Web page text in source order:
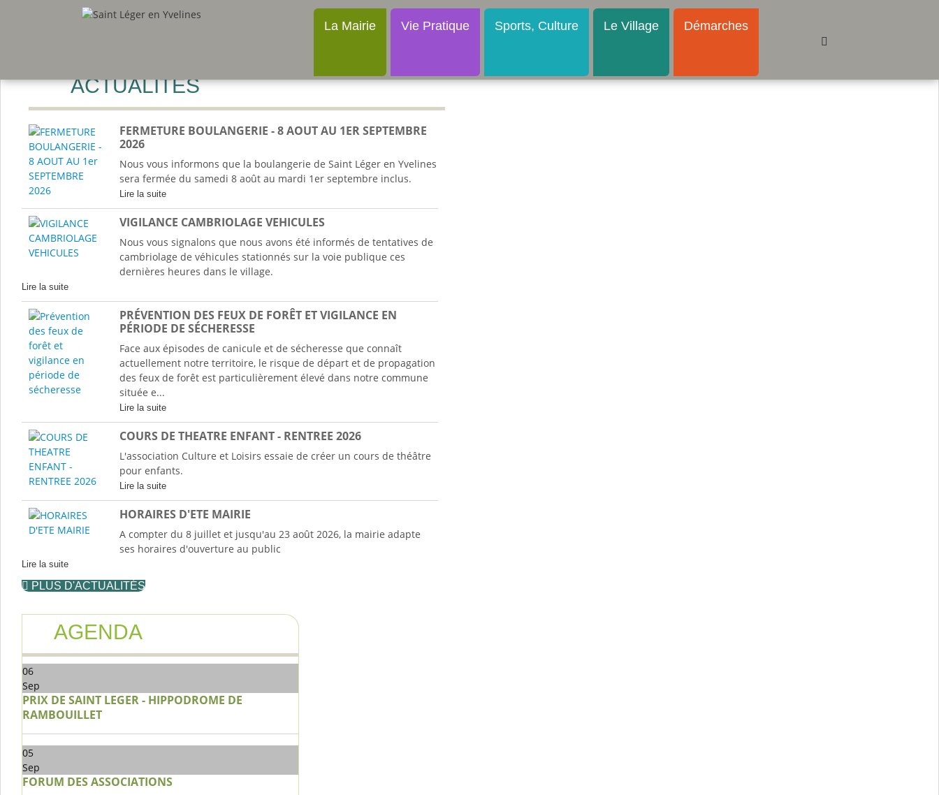
La Mairie Vie Pratique Sports, Culture Le Village Démarches
ACTUALITÉS
FERMETURE BOULANGERIE - 8 AOUT AU 1ER SEPTEMBRE
2026
Nous vous informons que la boulangerie de Saint Léger en Yvelines
sera fermée du samedi 8 août au mardi 1er septembre inclus.
Lire la suite
VIGILANCE CAMBRIOLAGE VEHICULES
Nous vous signalons que nous avons été informés de tentatives de
cambriolage de véhicules stationnés sur la voie publique ces
dernières heures dans le village.
Lire la suite
PRÉVENTION DES FEUX DE FORÊT ET VIGILANCE EN
PÉRIODE DE SÉCHERESSE
Face aux épisodes de canicule et de sécheresse que connaît
actuellement notre territoire, le risque de départ et de propagation
des feux de forêt est particulièrement élevé dans notre commune
située e...
Lire la suite
COURS DE THEATRE ENFANT - RENTREE 2026
L'association Culture et Loisirs essaie de créer un cours de théâtre
pour enfants.
Lire la suite
HORAIRES D'ETE MAIRIE
A compter du 8 juillet et jusqu'au 23 août 2026, la mairie adapte
ses horaires d'ouverture au public
Lire la suite
PLUS D'ACTUALITÉS
AGENDA
06
Sep
PRIX DE SAINT LEGER - HIPPODROME DE
RAMBOUILLET
05
Sep
FORUM DES ASSOCIATIONS